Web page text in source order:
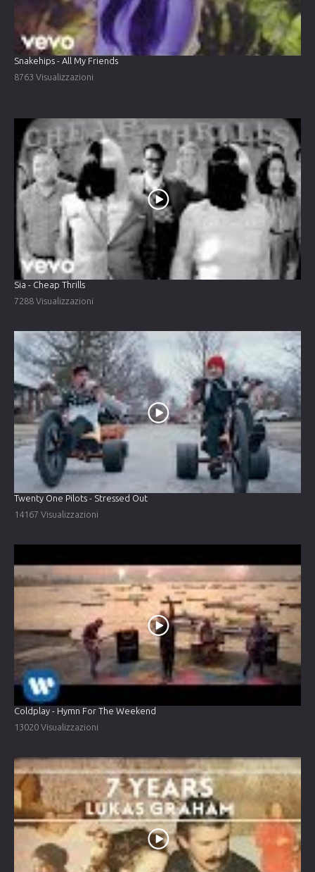
Snakehips - All My Friends
8763 Visualizzazioni
Sia - Cheap Thrills
7288 Visualizzazioni
Twenty One Pilots - Stressed Out
14167 Visualizzazioni
Coldplay - Hymn For The Weekend
13020 Visualizzazioni